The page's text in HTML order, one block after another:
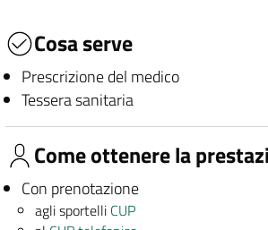
Cosa serve
Prescrizione del medico
Tessera sanitaria
Come ottenere la
Con prenotazione
agli sportelli CUP